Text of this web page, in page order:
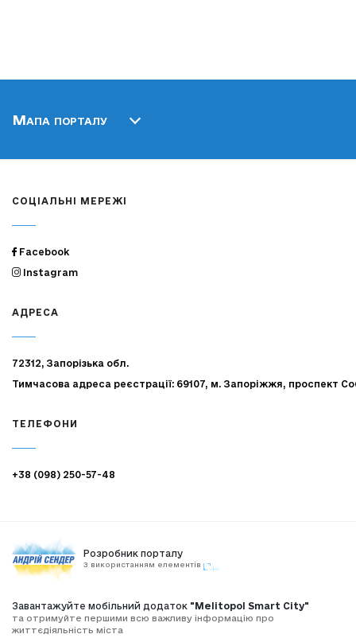
Мапа порталу
СОЦІАЛЬНІ МЕРЕЖІ
Facebook
Instagram
АДРЕСА
72312, Запорізька обл.
Тимчасова адреса реєстрації: 69107, м. Запоріжжя, проспект
ТЕЛЕФОНИ
+38 (098) 250-57-48
Розробник порталу
З використанням елементів
Завантажуйте мобільний додаток "Melitopol Smart City"
та отримуйте першими всю важливу інформацію про
життєдіяльність міста